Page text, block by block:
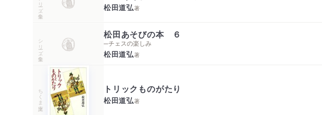
松田道弘著
シリーズ・全集
松田あそびの本 ６
─チェスの楽しみ
松田道弘著
ちくま文庫 トリックものがたり
松田道弘著